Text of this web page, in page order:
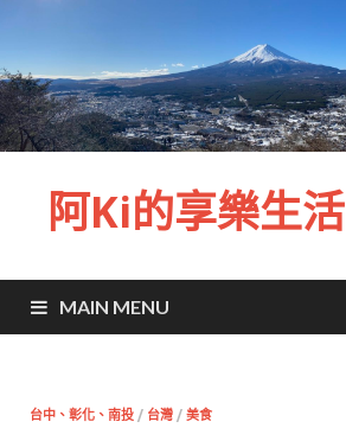
阿Ki的享樂生活
MAIN MENU
台中、彰化、南投 / 台灣 / 美食